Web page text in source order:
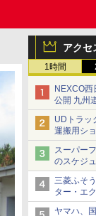
アクセ
1時間
NEXCO
公開 九州
車両を通
UDトラッ
運搬用シ
スーパー
のスケジ
を紹介
三菱ふそ
ター・エ
ックベー
ヤマハ、